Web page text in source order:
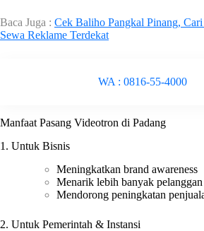
Baca Juga : Cek Baliho Pangkal Pinang, Cari
Sewa Reklame Terdekat
WA : 0816-55-4000
Manfaat Pasang Videotron di Padang
1. Untuk Bisnis
Meningkatkan brand awareness
Menarik lebih banyak pelanggan
Mendorong peningkatan
2. Untuk Pemerintah & Instansi